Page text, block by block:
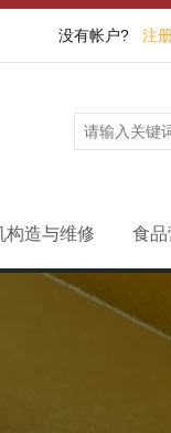
没有帐户? 注
构造与维修 食品